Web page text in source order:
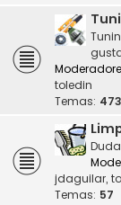
toledin
Temas: 473
jdaguilar,
Temas: 57